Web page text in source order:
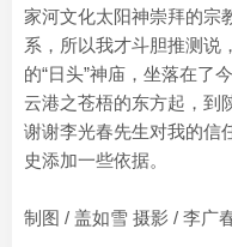
家河文化太阳神崇拜的宗
系，所以我才斗胆推测说
的“日头”神庙，坐落在
云港之苍梧的东方起，到
谢谢李光春先生对我的信
史添加一些依据。
制图 / 盖如雪 摄影 / 李广